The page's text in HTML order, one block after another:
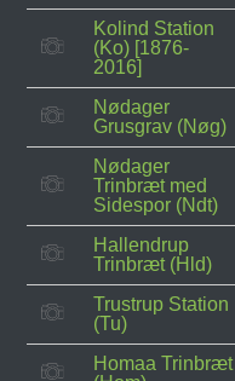
Kolind Station
(Ko) [1876-
2016]
Nødager
Grusgrav (Nøg)
Nødager
Trinbræt med
Sidespor (Ndt)
Hallendrup
Trinbræt (Hld)
Trustrup Station
(Tu)
Homaa Trinbræt